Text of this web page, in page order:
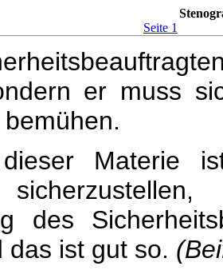
Seite 1
er muss
dieser Materie
des
das ist gut so.